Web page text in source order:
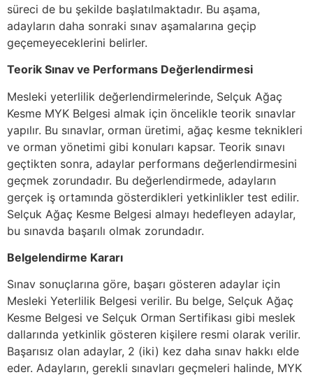
süreci de bu şekilde başlatılmaktadır. Bu aşama,
adayların daha sonraki sınav aşamalarına geçip
geçemeyeceklerini belirler.
Teorik Sınav ve Performans Değerlendirmesi
Mesleki yeterlilik değerlendirmelerinde, Selçuk Ağaç
Kesme MYK Belgesi almak için öncelikle teorik sınavlar
yapılır. Bu sınavlar, orman üretimi, ağaç kesme teknikleri
ve orman yönetimi gibi konuları kapsar. Teorik sınavı
geçtikten sonra, adaylar performans değerlendirmesini
geçmek zorundadır. Bu değerlendirmede, adayların
gerçek iş ortamında gösterdikleri yetkinlikler test edilir.
Selçuk Ağaç Kesme Belgesi almayı hedefleyen adaylar,
bu sınavda başarılı olmak zorundadır.
Belgelendirme Kararı
Sınav sonuçlarına göre, başarı gösteren adaylar için
Mesleki Yeterlilik Belgesi verilir. Bu belge, Selçuk Ağaç
Kesme Belgesi ve Selçuk Orman Sertifikası gibi meslek
dallarında yetkinlik gösteren kişilere resmi olarak verilir.
Başarısız olan adaylar, 2 (iki) kez daha sınav hakkı elde
eder. Adayların, gerekli sınavları geçmeleri halinde, MYK